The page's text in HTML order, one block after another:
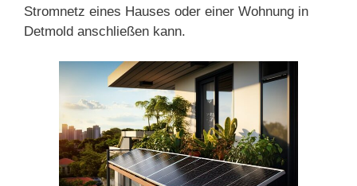
Stromnetz eines Hauses oder einer Wohnung in
Detmold anschließen kann.